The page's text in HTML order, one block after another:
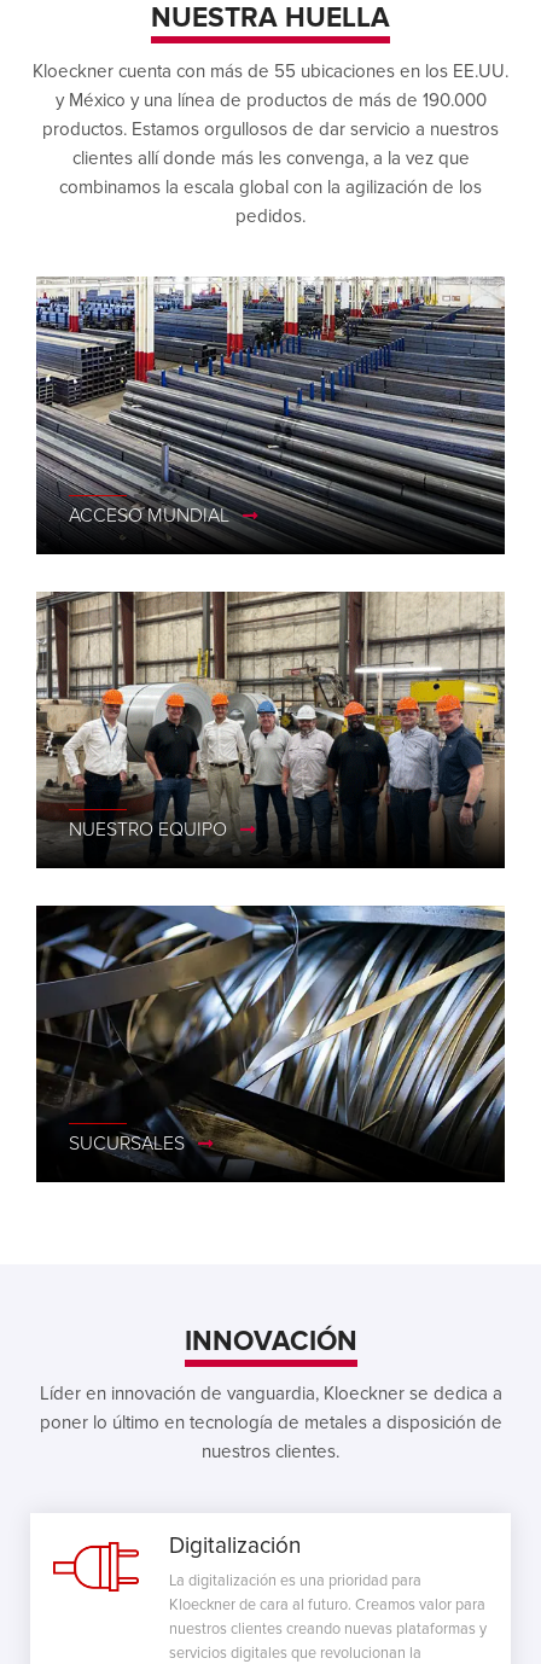
NUESTRA HUELLA
Kloeckner cuenta con más de 55 ubicaciones en los EE.UU.
y México y una línea de productos de más de 190.000
productos. Estamos orgullosos de dar servicio a nuestros
clientes allí donde más les convenga, a la vez que
combinamos la escala global con la agilización de los
pedidos.
ACCESO MUNDIAL
NUESTRO EQUIPO
SUCURSALES
INNOVACIÓN
Líder en innovación de vanguardia, Kloeckner se dedica a
poner lo último en tecnología de metales a disposición de
nuestros clientes.
Digitalización
La digitalización es una prioridad para
Kloeckner de cara al futuro. Creamos valor para
nuestros clientes creando nuevas plataformas y
servicios digitales que revolucionan la